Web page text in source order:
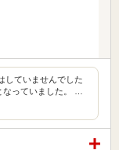
していませんでした
っていました。 …